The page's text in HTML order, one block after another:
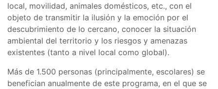
local, movilidad, animales domésticos, etc., con el
objeto de transmitir la ilusión y la emoción por el
descubrimiento de lo cercano, conocer la situación
ambiental del territorio y los riesgos y amenazas
existentes (tanto a nivel local como global).
Más de 1.500 personas (principalmente, escolares) se
benefician anualmente de este programa, en el que se